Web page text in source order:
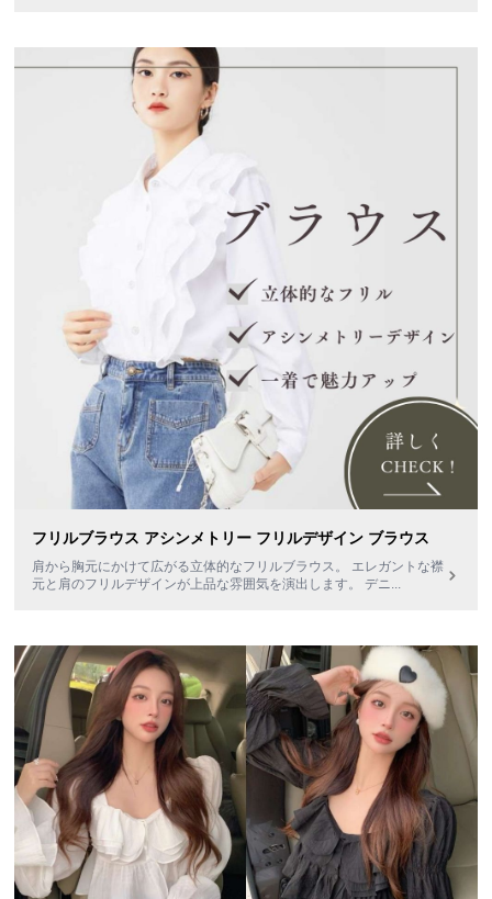
フリルブラウス アシンメトリー フリルデザイン ブラウス
肩から胸元にかけて広がる立体的なフリルブラウス。 エレガントな襟
元と肩のフリルデザインが上品な雰囲気を演出します。 デニ...